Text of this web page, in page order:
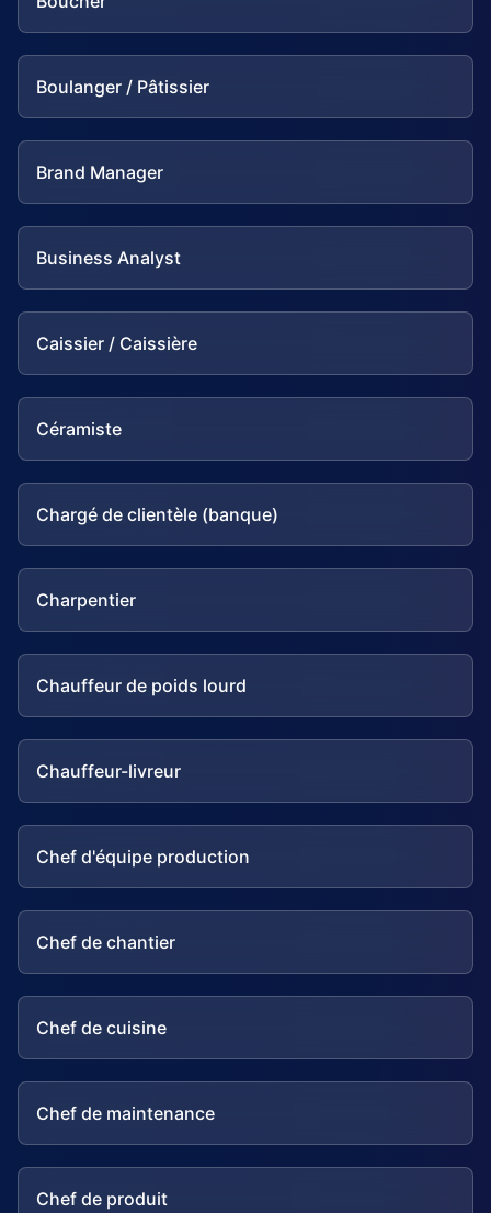
Boulanger / Pâtissier
Brand Manager
Business Analyst
Caissier / Caissière
Céramiste
Chargé de clientèle (banque)
Charpentier
Chauffeur de poids lourd
Chauffeur-livreur
Chef d'équipe production
Chef de chantier
Chef de cuisine
Chef de maintenance
Chef de produit